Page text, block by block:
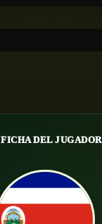
FICHA DEL JUGADOR